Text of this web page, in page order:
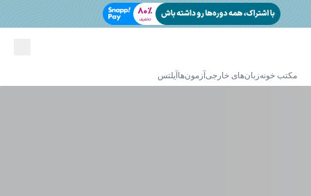
مکتب خونهزبان‌های خارجی آزمون‌ها آیلتس